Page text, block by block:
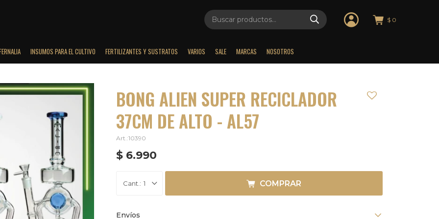
INSUMOS PARA EL CULTIVO FERTILIZANTES Y SUSTRATOS VARIOS SALE MARCAS NOSOTROS
$ 0
BONG ALIEN SUPER RECICLADOR
37CM DE ALTO - AL57
10390
$ 6.990
1 COMPRAR
Envíos